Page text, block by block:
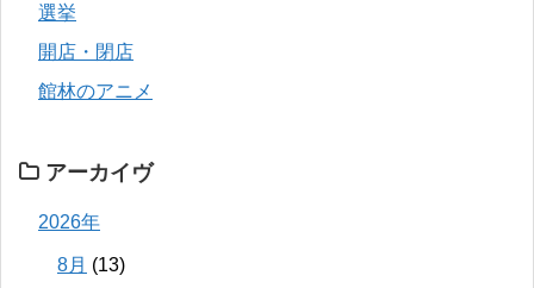
選挙
開店・閉店
館林のアニメ
アーカイヴ
2026年
8月 (13)